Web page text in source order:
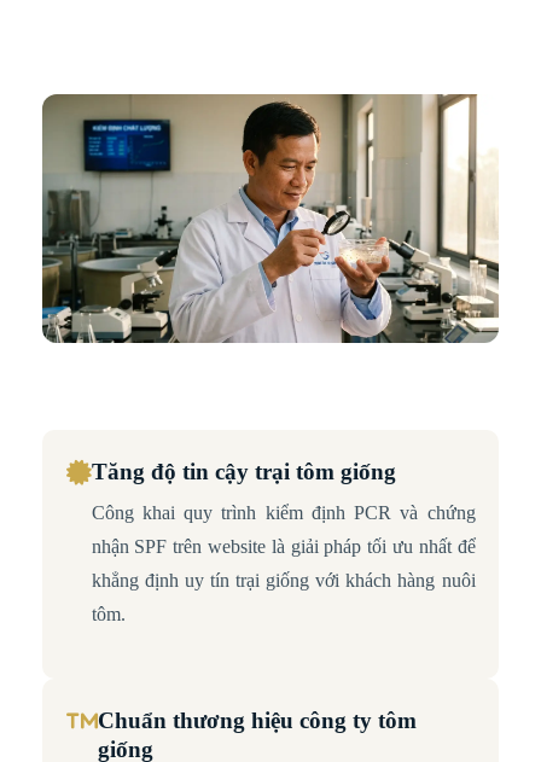
Tăng độ tin cậy trại tôm giống
Công khai quy trình kiểm định PCR và chứng
nhận SPF trên website là giải pháp tối ưu nhất để
khẳng định uy tín trại giống với khách hàng nuôi
tôm.
Chuẩn thương hiệu công ty tôm
giống